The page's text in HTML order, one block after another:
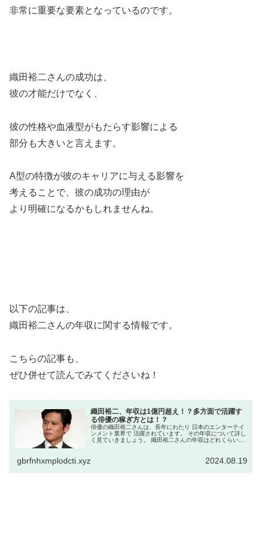
非常に重要な要素となっているのです。
織田裕二さんの成功は、
彼の才能だけでなく、
彼の性格や血液型がもたらす影響による
部分も大きいと言えます。
A型の特徴が彼のキャリアに与える影響を
考えることで、彼の成功の理由が
より明確になるかもしれませんね。
以下の記事は、
織田裕二さんの年収に関する情報です。
こちらの記事も、
ぜひ併せて読んでみてくださいね！
織田裕二、年収は1億円超え！？多方面で活躍す
る俳優の稼ぎ方とは！？
俳優の織田裕二さんは、長年にわたり 日本のエンターテイ
ンメント業界で 活躍されています。 その年収について詳し
く見ていきましょう。 織田裕二さんの年収はどれくらいで
gbrfnhxmplodcti.xyz 2024.08.19